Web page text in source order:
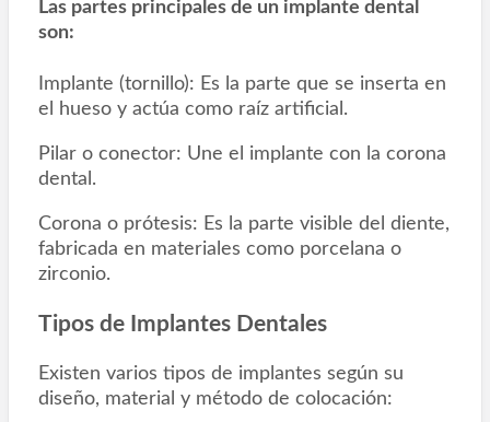
Las partes principales de un implante dental
son:
Implante (tornillo): Es la parte que se inserta en
el hueso y actúa como raíz artificial.
Pilar o conector: Une el implante con la corona
dental.
Corona o prótesis: Es la parte visible del diente,
fabricada en materiales como porcelana o
zirconio.
Tipos de Implantes Dentales
Existen varios tipos de implantes según su
diseño, material y método de colocación: